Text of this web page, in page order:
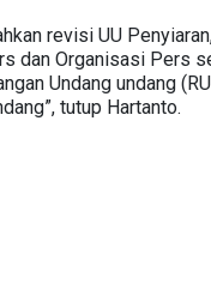
revisi UU
dan Organisasi Pers
Undang undang
tutup Hartanto.